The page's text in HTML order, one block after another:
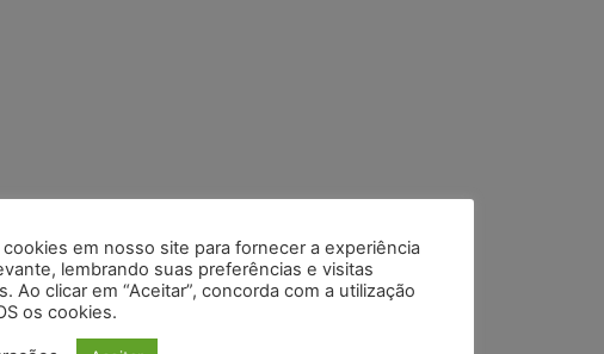
cookies em nosso site para fornecer a experiência
lembrando suas preferências e visitas
Ao clicar em “Aceitar”, concorda com a utilização
os cookies.